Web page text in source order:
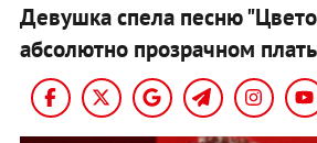
Девушка спела песню
абсолютно прозрачном